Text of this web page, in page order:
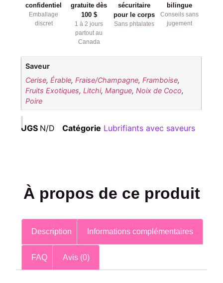
confidentiel
Emballage
discret
gratuite dès
100 $
1 à 2 jours
partout au
Canada
sécuritaire
pour le corps
Sans phtalates
bilingue
Conseils sans
jugement
Saveur
Cerise, Érable, Fraise/Champagne, Framboise,
Fruits Exotiques, Litchi, Mangue, Noix de Coco,
Poire
UGS N/D Catégorie Lubrifiants avec saveurs
À propos de ce produit
Description Informations complémentaires
FAQ Avis (0)